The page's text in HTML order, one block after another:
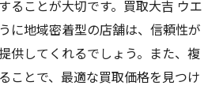
ることが大切です。買取大吉 ウエ
に地域密着型の店舗は、信頼性が
供してくれるでしょう。また、複
ことで、最適な買取価格を見つけ